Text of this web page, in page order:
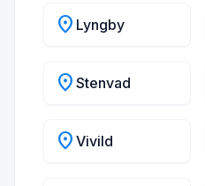
location_on Lyngby
location_on Stenvad
location_on Vivild